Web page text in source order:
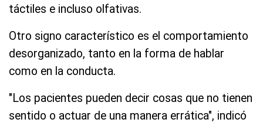
táctiles e incluso olfativas.
Otro signo característico es el comportamiento
desorganizado, tanto en la forma de hablar
como en la conducta.
"Los pacientes pueden decir cosas que no tienen
sentido o actuar de una manera errática", indicó